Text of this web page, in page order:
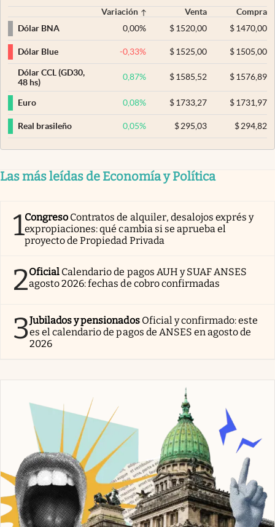
Variación Venta
Compra
Dólar BNA
0,00% $ 1520,00 $1470,00
Dólar Blue -0,33% $ 1525,00 $1505,00
Dólar CCL (GD30,
48 hs)
0,87% $ 1585,52 $1576,89
Euro 0,08% $ 1733,27 $1731,97
Real brasileño 0,05% $ 295,03 $294,82
Las más leídas de Economía y Política
1Congreso Contratos de alquiler, desalojos exprés y
expropiaciones: qué cambia si se aprueba el
proyecto de Propiedad Privada
2Oficial Calendario de pagos AUH y SUAF ANSES
agosto 2026: fechas de cobro confirmadas
3Jubilados y pensionados Oficial y confirmado: este
es el calendario de pagos de ANSES en agosto de
2026